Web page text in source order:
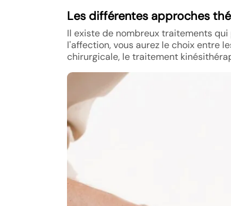
Les différentes approches
Il existe de nombreux traitements
l'affection, vous aurez le choix entre
chirurgicale, le traitement